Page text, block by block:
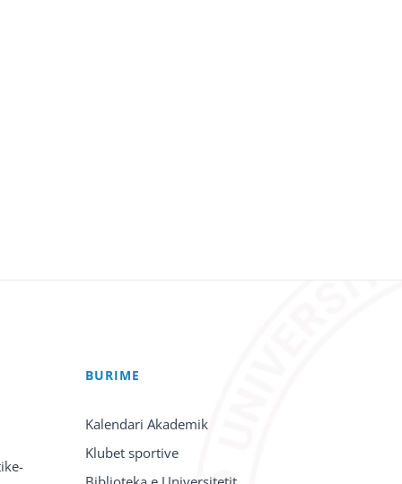
BURIME
Kalendari Akademik
Klubet sportive